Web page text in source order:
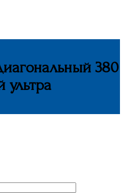
380
ультра